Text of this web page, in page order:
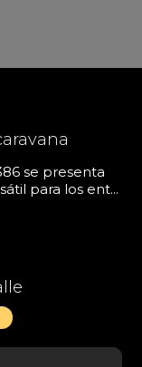
se presenta
para los ent...